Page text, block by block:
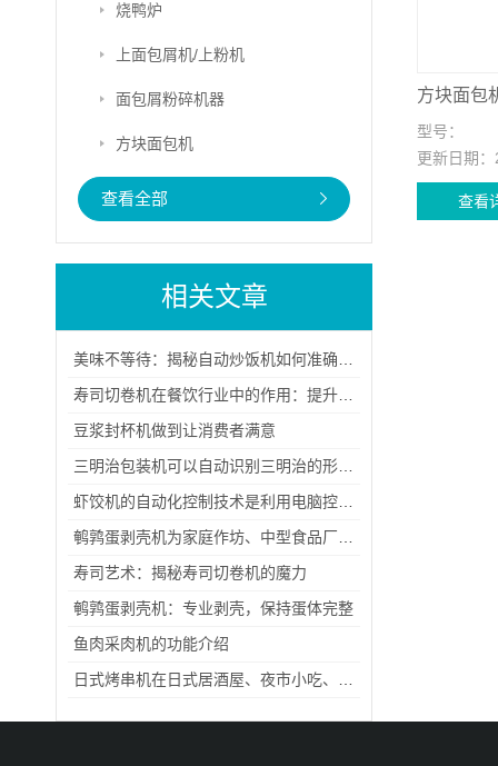
烧鸭炉
上面包屑机/上粉机
面包屑粉碎机器
方块面包机
查看全部
相关文章
豆浆封杯机做到让消费者满意
寿司艺术：揭秘寿司切卷机的魔力
鹌鹑蛋剥壳机：专业剥壳，保持蛋体完整
鱼肉采肉机的功能介绍
方块面包
型号：
更新日期：
查看